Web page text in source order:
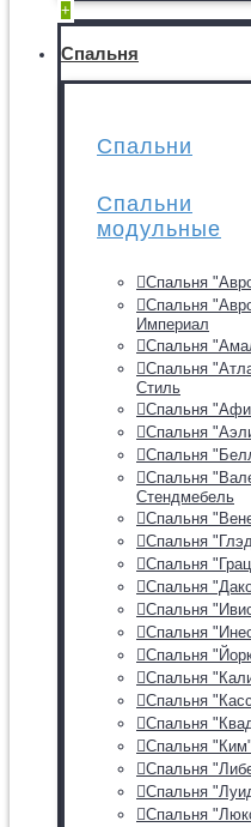
+
Спальня
Спальни
Спальни
модульные
Спальня
Спальня
Империал
Спальня
Спальня
Стиль
Спальня
Спальня
Спальня
Спальня
Стендмебель
Спальня
Спальня
Спальня
Спальня
Спальня
Спальня
Спальня
Спальня
Спальня
Спальня
Спальня
Спальня
Спальня
Спальня